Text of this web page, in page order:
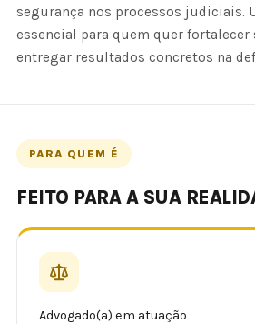
segurança nos processos judiciais.
essencial para quem quer fortalecer
entregar resultados concretos na
PARA QUEM É
FEITO PARA A SUA
Advogado(a) em atuação